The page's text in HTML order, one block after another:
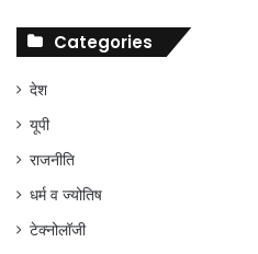
Categories
देश
यूपी
राजनीति
धर्म व ज्योतिष
टेक्नोलॉजी